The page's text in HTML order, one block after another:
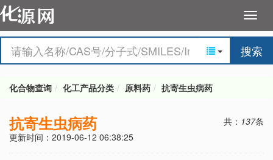
搜索
化合物查询 化工产品分类 原料药 抗寄生虫病药
抗寄生虫病药 共： 137条
更新时间：2019-06-12 06:38:25